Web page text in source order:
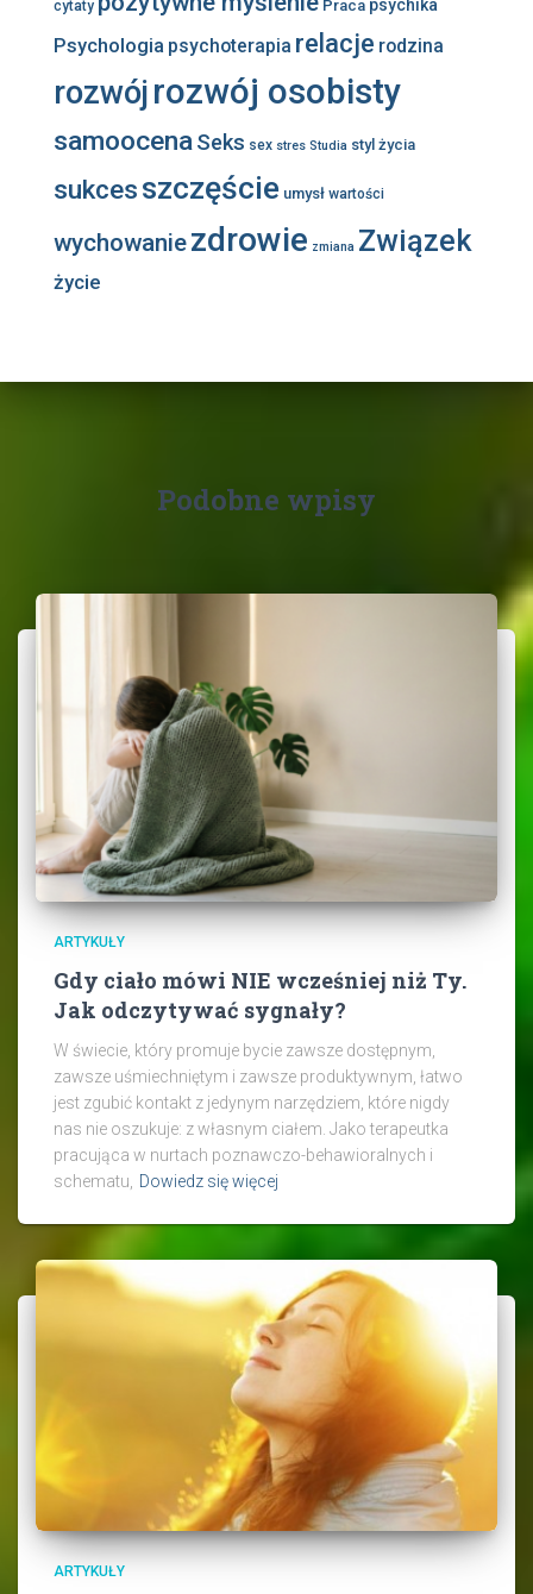
cytaty Praca psychika
Psychologia psychoterapia relacje rodzina
rozwójrozwój osobisty
samoocenaSeks sex stres Studia styl życia
sukcesszczęście umysł wartości
wychowaniezdrowie zmiana Związek
życie
Podobne wpisy
ARTYKUŁY
Gdy ciało mówi NIE wcześniej niż Ty.
Jak odczytywać sygnały?
W świecie, który promuje bycie zawsze dostępnym,
zawsze uśmiechniętym i zawsze produktywnym, łatwo
jest zgubić kontakt z jedynym narzędziem, które nigdy
nas nie oszukuje: z własnym ciałem. Jako terapeutka
pracująca w nurtach poznawczo-behawioralnych i
schematu,
Dowiedz się więcej
ARTYKUŁY